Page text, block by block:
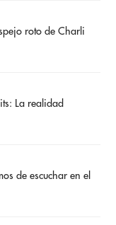
roto de Charli
La realidad
de escuchar en el